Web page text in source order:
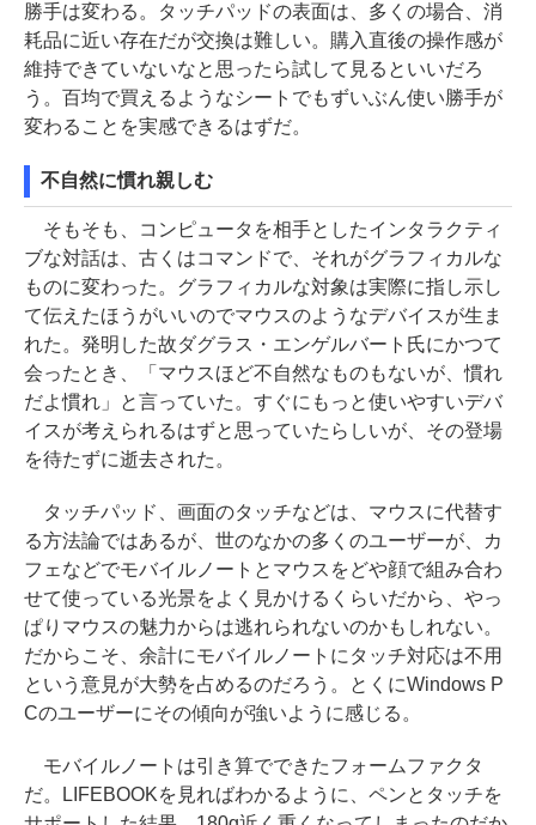
勝手は変わる。タッチパッドの表面は、多くの場合、消
耗品に近い存在だが交換は難しい。購入直後の操作感が
維持できていないなと思ったら試して見るといいだろ
う。百均で買えるようなシートでもずいぶん使い勝手が
変わることを実感できるはずだ。
不自然に慣れ親しむ
そもそも、コンピュータを相手としたインタラクティ
ブな対話は、古くはコマンドで、それがグラフィカルな
ものに変わった。グラフィカルな対象は実際に指し示し
て伝えたほうがいいのでマウスのようなデバイスが生ま
れた。発明した故ダグラス・エンゲルバート氏にかつて
会ったとき、「マウスほど不自然なものもないが、慣れ
だよ慣れ」と言っていた。すぐにもっと使いやすいデバ
イスが考えられるはずと思っていたらしいが、その登場
を待たずに逝去された。
タッチパッド、画面のタッチなどは、マウスに代替す
る方法論ではあるが、世のなかの多くのユーザーが、カ
フェなどでモバイルノートとマウスをどや顔で組み合わ
せて使っている光景をよく見かけるくらいだから、やっ
ぱりマウスの魅力からは逃れられないのかもしれない。
だからこそ、余計にモバイルノートにタッチ対応は不用
という意見が大勢を占めるのだろう。とくにWindows P
Cのユーザーにその傾向が強いように感じる。
モバイルノートは引き算でできたフォームファクタ
だ。LIFEBOOKを見ればわかるように、ペンとタッチを